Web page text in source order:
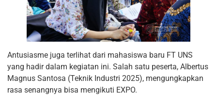
Antusiasme juga terlihat dari mahasiswa baru FT UNS
yang hadir dalam kegiatan ini. Salah satu peserta, Albertus
Magnus Santosa (Teknik Industri 2025), mengungkapkan
rasa senangnya bisa mengikuti EXPO.